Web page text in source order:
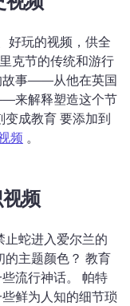
好玩的视频，供全
克节的传统和游行
故事——从他在英国
来解释塑造这个节
变成教育 要添加到
频 。
频
止蛇进入爱尔兰的
主题颜色？ 教育
流行神话。 帕特
鲜为人知的细节琐